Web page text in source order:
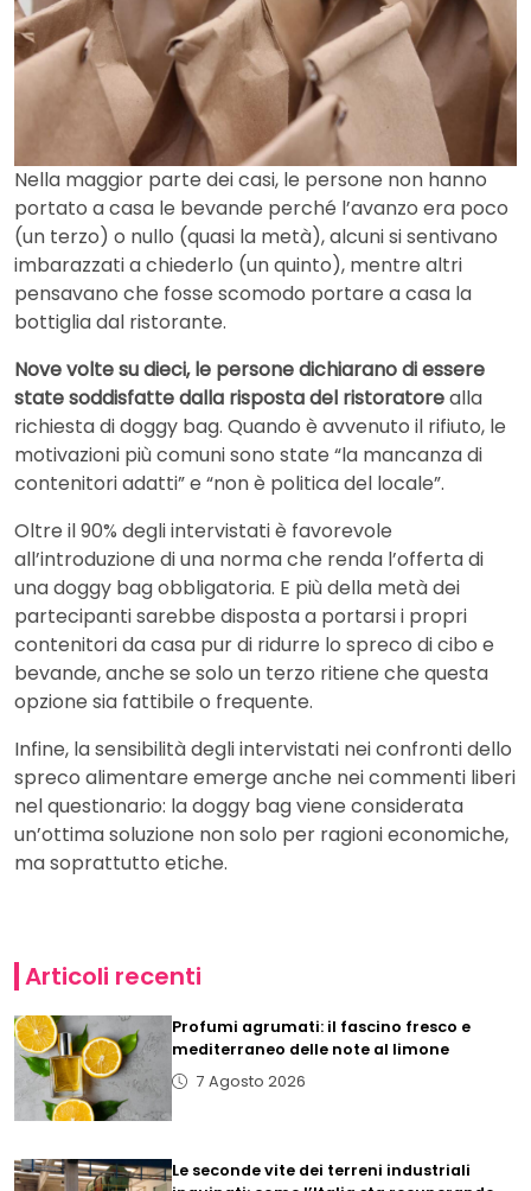
Nella maggior parte dei casi, le persone non hanno
portato a casa le bevande perché l’avanzo era poco
(un terzo) o nullo (quasi la metà), alcuni si sentivano
imbarazzati a chiederlo (un quinto), mentre altri
pensavano che fosse scomodo portare a casa la
bottiglia dal ristorante.
Nove volte su dieci, le persone dichiarano di essere
state soddisfatte dalla risposta del ristoratorealla
richiesta di doggy bag. Quando è avvenuto il rifiuto, le
motivazioni più comuni sono state “la mancanza di
contenitori adatti” e “non è politica del locale”.
Oltre il 90% degli intervistati è favorevole
all’introduzione di una norma che renda l’offerta di
una doggy bag obbligatoria. E più della metà dei
partecipanti sarebbe disposta a portarsi i propri
contenitori da casa pur di ridurre lo spreco di cibo e
bevande, anche se solo un terzo ritiene che questa
opzione sia fattibile o frequente.
Infine, la sensibilità degli intervistati nei confronti dello
spreco alimentare emerge anche nei commenti liberi
nel questionario: la doggy bag viene considerata
un’ottima soluzione non solo per ragioni economiche,
ma soprattutto etiche.
Articoli recenti
Profumi agrumati: il fascino fresco e
mediterraneo delle note al limone
7 Agosto 2026
Le seconde vite dei terreni industriali